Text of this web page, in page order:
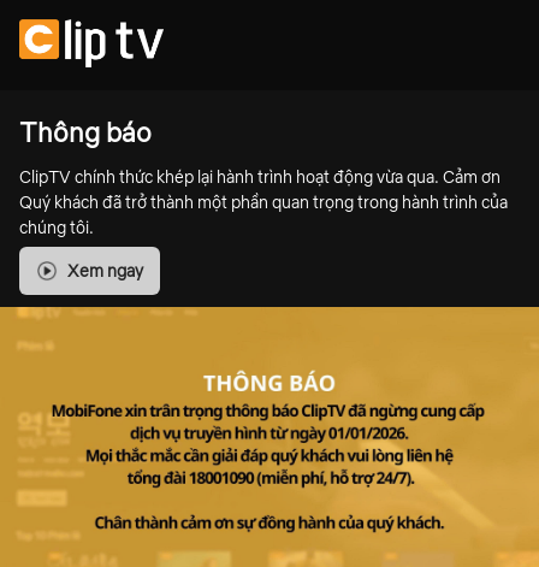
Thông báo
ClipTV chính thức khép lại hành trình hoạt động vừa qua. Cảm ơn
Quý khách đã trở thành một phần quan trọng trong hành trình của
chúng tôi.
Xem ngay